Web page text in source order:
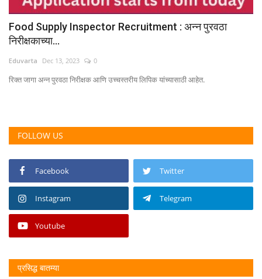
Food Supply Inspector Recruitment : अन्न पुरवठा
निरीक्षकाच्या...
Eduvarta Dec 13, 2023 0
रिक्त जागा अन्न पुरवठा निरीक्षक आणि उच्चस्तरीय लिपिक यांच्यासाठी आहेत.
FOLLOW US
Facebook Twitter
Instagram Telegram
Youtube
प्रसिद्ध बातम्या